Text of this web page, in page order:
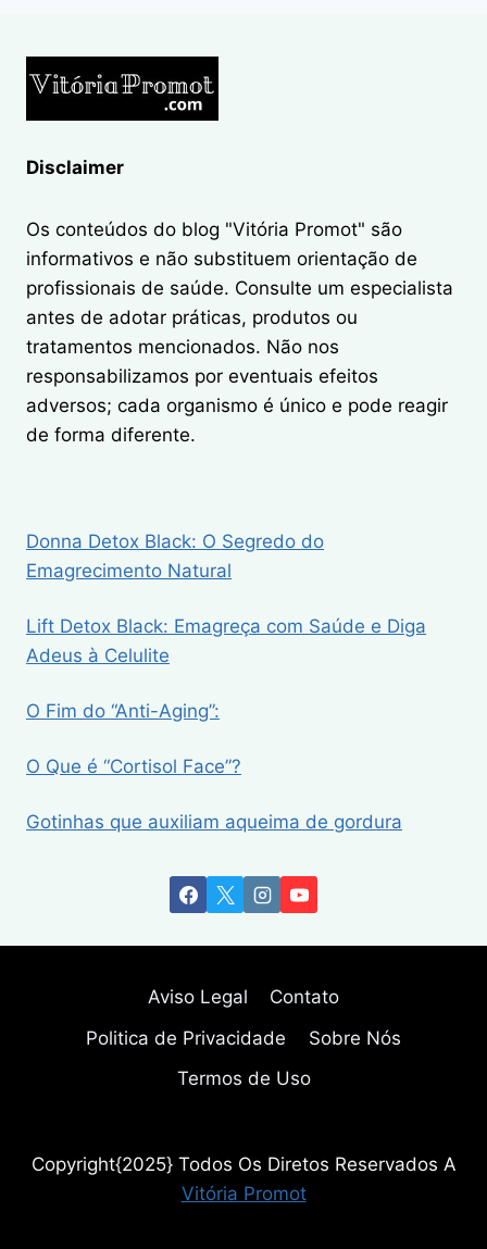
E
DIGA
ADEUS
Disclaimer
Os conteúdos do blog "Vitória Promot" são
informativos e não substituem orientação de
profissionais de saúde. Consulte um especialista
antes de adotar práticas, produtos ou
tratamentos mencionados. Não nos
responsabilizamos por eventuais efeitos
adversos; cada organismo é único e pode reagir
de forma diferente.
Donna Detox Black: O Segredo do
Emagrecimento Natural
Lift Detox Black: Emagreça com Saúde e Diga
Adeus à Celulite
O Fim do “Anti-Aging”:
O Que é “Cortisol Face”?
Gotinhas que auxiliam aqueima de gordura
Aviso Legal
Contato
Politica de Privacidade
Sobre Nós
Termos de Uso
Copyright{2025} Todos Os Diretos Reservados A
Vitória Promot